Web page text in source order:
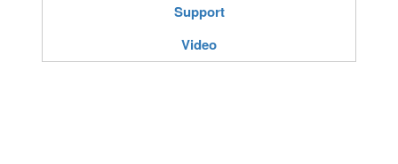
Support
Video